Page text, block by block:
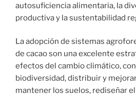
autosuficiencia alimentaria, la
productiva y la sustentabilidad
La adopción de sistemas
de cacao son una excelente
efectos del cambio climático,
biodiversidad, distribuir y
mantener los suelos, rediseñar